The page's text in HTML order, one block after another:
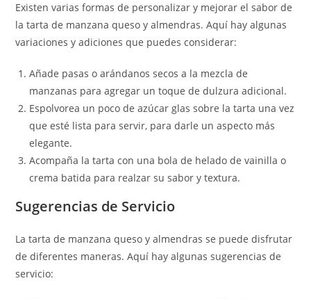
Existen varias formas de personalizar y mejorar el sabor de
la tarta de manzana queso y almendras. Aquí hay algunas
variaciones y adiciones que puedes considerar:
Añade pasas o arándanos secos a la mezcla de
manzanas para agregar un toque de dulzura adicional.
Espolvorea un poco de azúcar glas sobre la tarta una vez
que esté lista para servir, para darle un aspecto más
elegante.
Acompaña la tarta con una bola de helado de vainilla o
crema batida para realzar su sabor y textura.
Sugerencias de Servicio
La tarta de manzana queso y almendras se puede disfrutar
de diferentes maneras. Aquí hay algunas sugerencias de
servicio: